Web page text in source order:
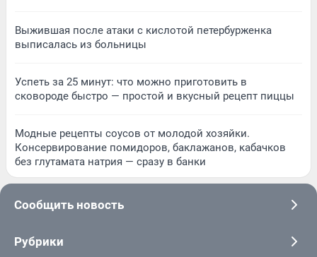
Выжившая после атаки с кислотой петербурженка
выписалась из больницы
Успеть за 25 минут: что можно приготовить в
сковороде быстро — простой и вкусный рецепт пиццы
Модные рецепты соусов от молодой хозяйки.
Консервирование помидоров, баклажанов, кабачков
без глутамата натрия — сразу в банки
Сообщить новость
Рубрики